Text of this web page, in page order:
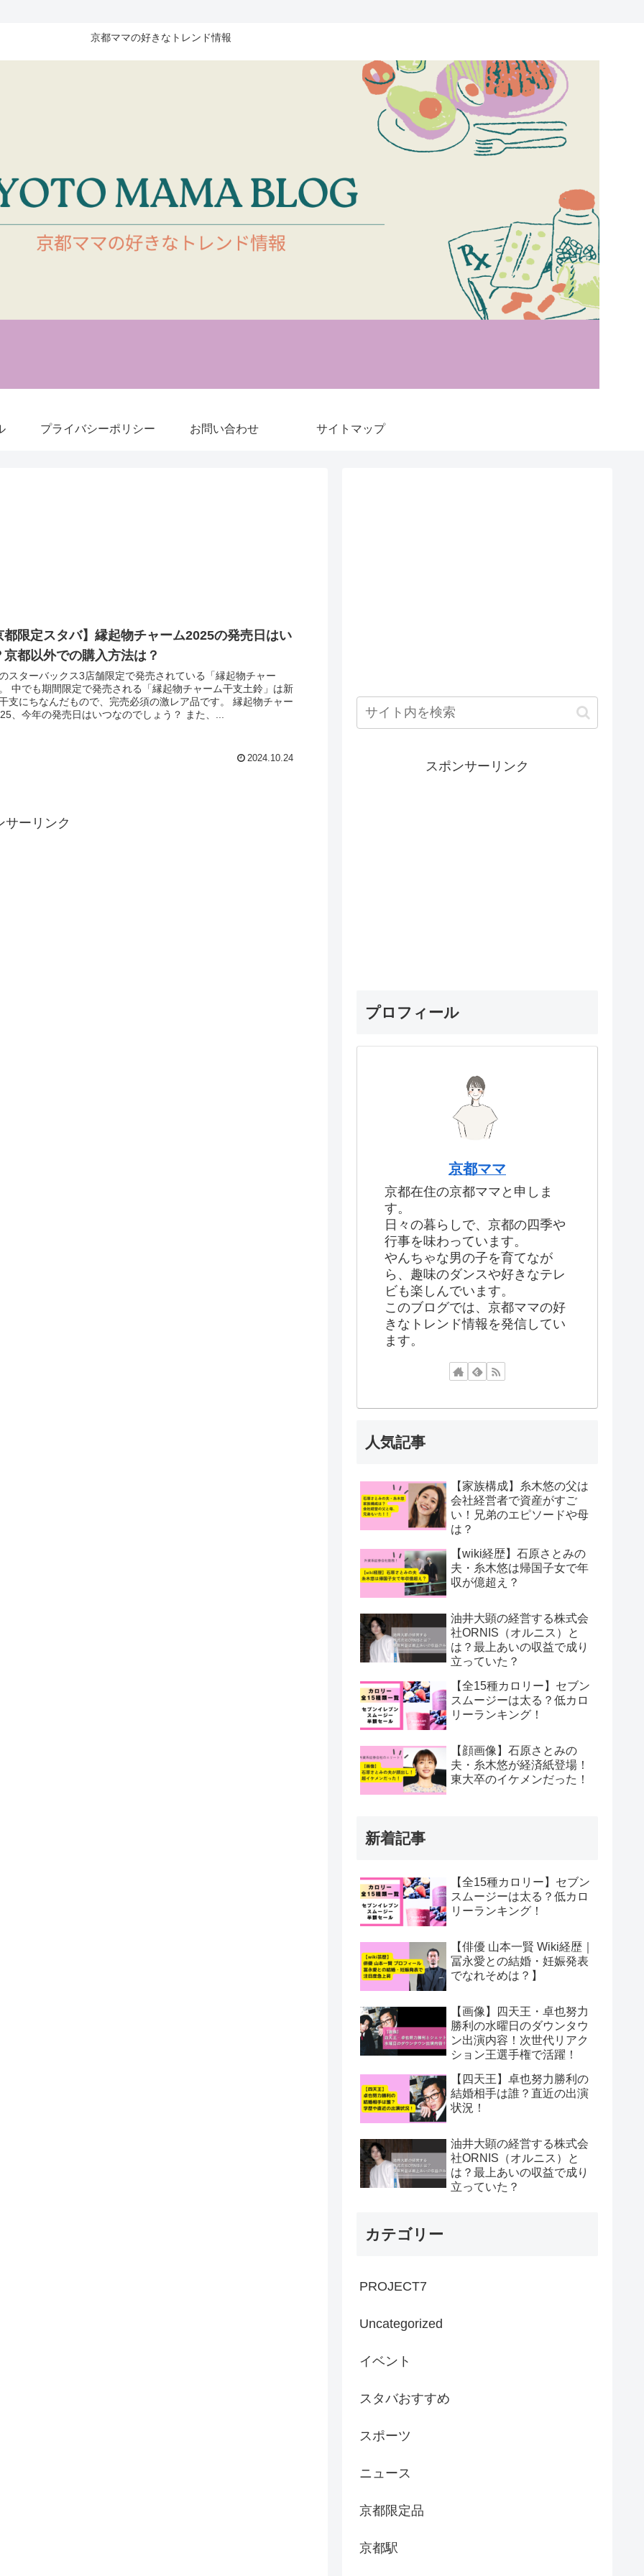
京都ママの好きなトレンド情報
プライバシーポリシー お問い合わせ サイトマップ
都限定スタバ】縁起物チャーム2025の発売日はい
京都以外での購入方法は？
スターバックス3店舗限定で発売されている「縁起物チャー
中でも期間限定で発売される「縁起物チャーム干支土鈴」は新
支にちなんだもので、完売必須の激レア品です。 縁起物チャー
、今年の発売日はいつなのでしょう？ また、...
2024.10.24
サーリンク
スポンサーリンク
プロフィール
京都ママ
京都在住の京都ママと申しま
す。
日々の暮らしで、京都の四季や
行事を味わっています。
やんちゃな男の子を育てなが
ら、趣味のダンスや好きなテレ
ビも楽しんでいます。
このブログでは、京都ママの好
きなトレンド情報を発信してい
ます。
人気記事
【家族構成】糸木悠の父は
会社経営者で資産がすご
い！兄弟のエピソードや母
は？
【wiki経歴】石原さとみの
夫・糸木悠は帰国子女で年
収が億超え？
油井大顕の経営する株式会
社ORNIS（オルニス）と
は？最上あいの収益で成り
立っていた？
【全15種カロリー】セブン
スムージーは太る？低カロ
リーランキング！
【顔画像】石原さとみの
夫・糸木悠が経済紙登場！
東大卒のイケメンだった！
新着記事
【全15種カロリー】セブン
スムージーは太る？低カロ
リーランキング！
【俳優 山本一賢 Wiki経歴｜
冨永愛との結婚・妊娠発表
でなれそめは？】
【画像】四天王・卓也努力
勝利の水曜日のダウンタウ
ン出演内容！次世代リアク
ション王選手権で活躍！
【四天王】卓也努力勝利の
結婚相手は誰？直近の出演
状況！
油井大顕の経営する株式会
社ORNIS（オルニス）と
は？最上あいの収益で成り
立っていた？
カテゴリー
PROJECT7
Uncategorized
イベント
スタバおすすめ
スポーツ
ニュース
京都限定品
京都駅